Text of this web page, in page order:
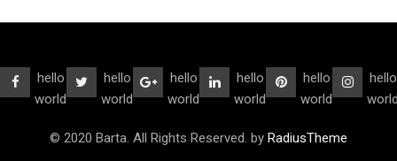
hello
world
hello
world
hello
world
hello
world
hello
world
hello
© 2020 Barta. All Rights Reserved. by RadiusTheme